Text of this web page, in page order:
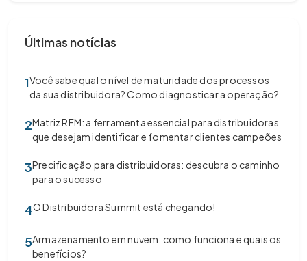
Últimas notícias
1Você sabe qual o nível de maturidade dos processos
da sua distribuidora? Como diagnosticar a operação?
2Matriz RFM: a ferramenta essencial para distribuidoras
que desejam identificar e fomentar clientes campeões
3Precificação para distribuidoras: descubra o caminho
para o sucesso
4O Distribuidora Summit está chegando!
5Armazenamento em nuvem: como funciona e quais os
benefícios?